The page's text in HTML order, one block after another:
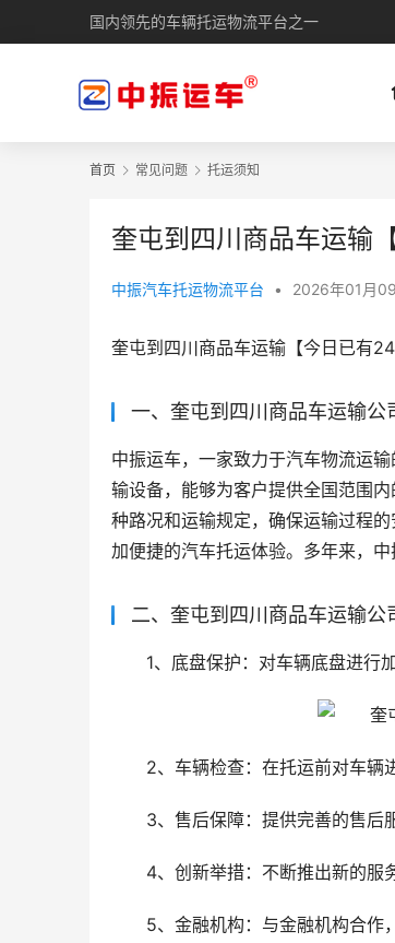
国内领先的车辆托运物流平台之一
首页 常见问题 托运须知
奎屯到四川商品车运输
中振汽车托运物流平台 • 2026年01月
奎屯到四川商品车运输【今日已有
一、奎屯到四川商品车运输公
中振运车，一家致力于汽车物流运
输设备，能够为客户提供全国范围
种路况和运输规定，确保运输过程
加便捷的汽车托运体验。多年来，
二、奎屯到四川商品车运输公
1、底盘保护：对车辆底盘进行
2、车辆检查：在托运前对车辆
3、售后保障：提供完善的售后
4、创新举措：不断推出新的服
5、金融机构：与金融机构合作